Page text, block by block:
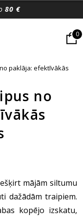
80 €
0
paklāja: efektīvākās
no
mājām siltumu
dažādām traipiem.
kopējo izskatu,